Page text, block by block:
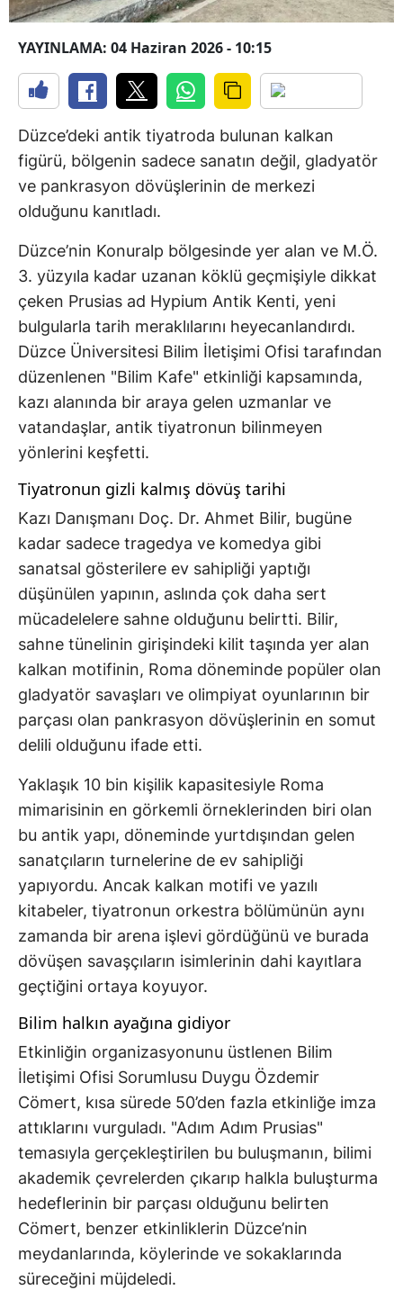
YAYINLAMA: 04 Haziran 2026 - 10:15
Düzce’deki antik tiyatroda bulunan kalkan
figürü, bölgenin sadece sanatın değil, gladyatör
ve pankrasyon dövüşlerinin de merkezi
olduğunu kanıtladı.
Düzce’nin Konuralp bölgesinde yer alan ve M.Ö.
3. yüzyıla kadar uzanan köklü geçmişiyle dikkat
çeken Prusias ad Hypium Antik Kenti, yeni
bulgularla tarih meraklılarını heyecanlandırdı.
Düzce Üniversitesi Bilim İletişimi Ofisi tarafından
düzenlenen "Bilim Kafe" etkinliği kapsamında,
kazı alanında bir araya gelen uzmanlar ve
vatandaşlar, antik tiyatronun bilinmeyen
yönlerini keşfetti.
Tiyatronun gizli kalmış dövüş tarihi
Kazı Danışmanı Doç. Dr. Ahmet Bilir, bugüne
kadar sadece tragedya ve komedya gibi
sanatsal gösterilere ev sahipliği yaptığı
düşünülen yapının, aslında çok daha sert
mücadelelere sahne olduğunu belirtti. Bilir,
sahne tünelinin girişindeki kilit taşında yer alan
kalkan motifinin, Roma döneminde popüler olan
gladyatör savaşları ve olimpiyat oyunlarının bir
parçası olan pankrasyon dövüşlerinin en somut
delili olduğunu ifade etti.
Yaklaşık 10 bin kişilik kapasitesiyle Roma
mimarisinin en görkemli örneklerinden biri olan
bu antik yapı, döneminde yurtdışından gelen
sanatçıların turnelerine de ev sahipliği
yapıyordu. Ancak kalkan motifi ve yazılı
kitabeler, tiyatronun orkestra bölümünün aynı
zamanda bir arena işlevi gördüğünü ve burada
dövüşen savaşçıların isimlerinin dahi kayıtlara
geçtiğini ortaya koyuyor.
Bilim halkın ayağına gidiyor
Etkinliğin organizasyonunu üstlenen Bilim
İletişimi Ofisi Sorumlusu Duygu Özdemir
Cömert, kısa sürede 50’den fazla etkinliğe imza
attıklarını vurguladı. "Adım Adım Prusias"
temasıyla gerçekleştirilen bu buluşmanın, bilimi
akademik çevrelerden çıkarıp halkla buluşturma
hedeflerinin bir parçası olduğunu belirten
Cömert, benzer etkinliklerin Düzce’nin
meydanlarında, köylerinde ve sokaklarında
süreceğini müjdeledi.